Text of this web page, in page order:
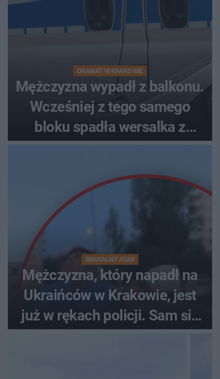
DRAMAT W KRAKOWIE
Mężczyzna wypadł z balkonu.
Wcześniej z tego samego
bloku spadła wersalka z
pościelą
BRUTALNY ATAK
Mężczyzna, który napadł na
Ukraińców w Krakowie, jest
już w rękach policji. Sam się